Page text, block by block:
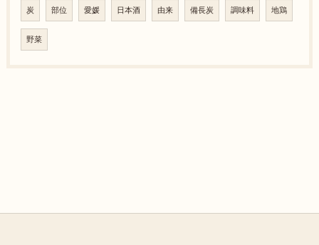
炭 部位 愛媛 日本酒 由来 備長炭 調味料 地鶏
野菜